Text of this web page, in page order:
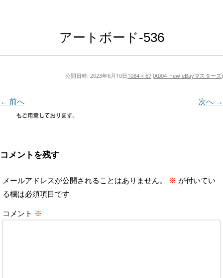
アートボード-536
公開日時: 2023年6月10日 1084 × 67 (A004_new eBayマスターズ)
← 前へ 次へ →
コメントを残す
メールアドレスが公開されることはありません。 ※ が付いてい
る欄は必須項目です
コメント ※